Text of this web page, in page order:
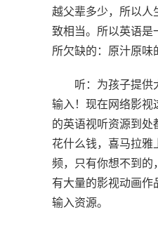
越父辈多少，所以人
致相当。所以英语是
所欠缺的：原汁原味
听：为孩子提供
输入！现在网络影视
的英语视听资源到处
花什么钱，喜马拉雅
频，只有你想不到的
有大量的影视动画作
输入资源。